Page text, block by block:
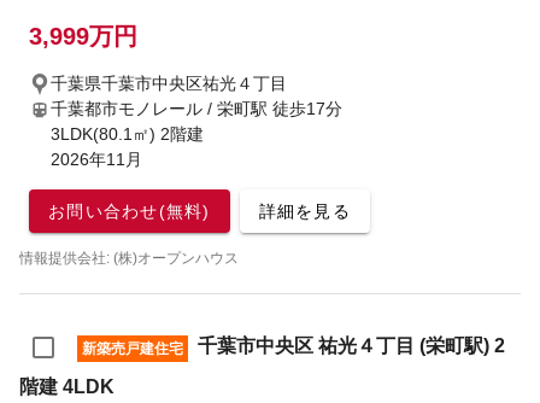
3,999万円
千葉県千葉市中央区祐光４丁目
千葉都市モノレール / 栄町駅 徒歩17分
3LDK(80.1㎡) 2階建
2026年11月
お問い合わせ(無料) 詳細を見る
情報提供会社: (株)オープンハウス
新築売戸建住宅
千葉市中央区 祐光４丁目 (栄町駅) 2
階建 4LDK